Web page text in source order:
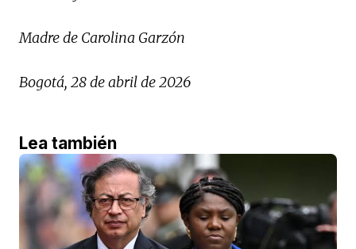
Madre de Carolina Garzón
Bogotá, 28 de abril de 2026
Lea también